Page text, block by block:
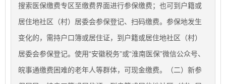
搜索医保缴费专区至缴费界面进行参保缴费；也可到户籍或
居住地社区（村）居委会参保登记、扫码缴费。参保地发生
变化的，需持户口簿或居住证，到户籍或居住地社区（村）
居委会参保登记。使用“安徽税务”或“淮南医保”微信公众号、
皖事通缴费困难的老年人等群体，可现金缴费。（二）新参